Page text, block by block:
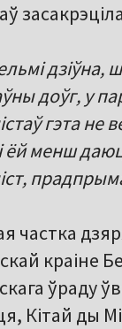
доўг, у
гэта не
ёй менш
частка
краіне
ўраду
Кітай ды